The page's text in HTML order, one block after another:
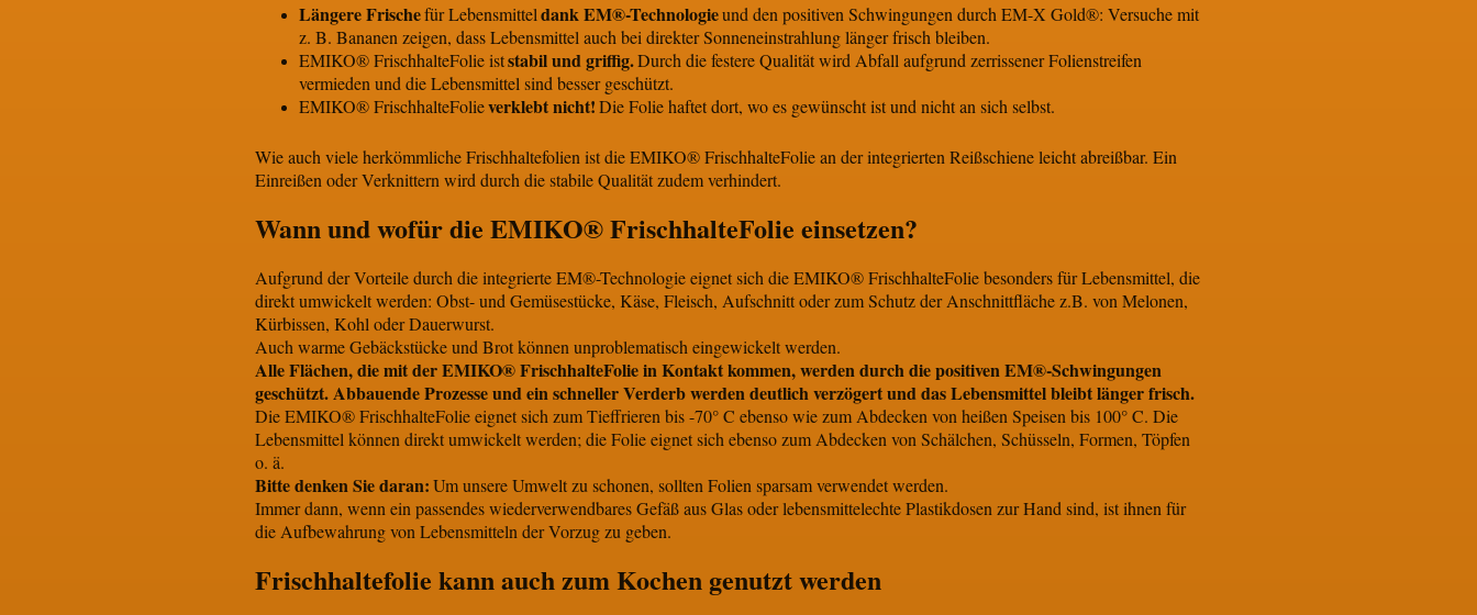
Längere Frischefür Lebensmitteldank EM®-Technologieund den positiven Schwingungen durch EM-X Gold®: Versuche mit
z. B. Bananen zeigen, dass Lebensmittel auch bei direkter Sonneneinstrahlung länger frisch bleiben.
EMIKO® FrischhalteFolie iststabil und griffig.Durch die festere Qualität wird Abfall aufgrund zerrissener Folienstreifen
vermieden und die Lebensmittel sind besser geschützt.
EMIKO® FrischhalteFolieverklebt nicht!Die Folie haftet dort, wo es gewünscht ist und nicht an sich selbst.
Wie auch viele herkömmliche Frischhaltefolien ist die EMIKO® FrischhalteFolie an der integrierten Reißschiene leicht abreißbar. Ein
Einreißen oder Verknittern wird durch die stabile Qualität zudem verhindert.
Wann und wofür die EMIKO® FrischhalteFolie einsetzen?
Aufgrund der Vorteile durch die integrierte EM®-Technologie eignet sich die EMIKO® FrischhalteFolie besonders für Lebensmittel, die
direkt umwickelt werden: Obst- und Gemüsestücke, Käse, Fleisch, Aufschnitt oder zum Schutz der Anschnittfläche z.B. von Melonen,
Kürbissen, Kohl oder Dauerwurst.
Auch warme Gebäckstücke und Brot können unproblematisch eingewickelt werden.
Alle Flächen, die mit der EMIKO® FrischhalteFolie in Kontakt kommen, werden durch die positiven EM®-Schwingungen
geschützt. Abbauende Prozesse und ein schneller Verderb werden deutlich verzögert und das Lebensmittel bleibt länger frisch.
Die EMIKO® FrischhalteFolie eignet sich zum Tieffrieren bis -70° C ebenso wie zum Abdecken von heißen Speisen bis 100° C. Die
Lebensmittel können direkt umwickelt werden; die Folie eignet sich ebenso zum Abdecken von Schälchen, Schüsseln, Formen, Töpfen
o. ä.
Bitte denken Sie daran:Um unsere Umwelt zu schonen, sollten Folien sparsam verwendet werden.
Immer dann, wenn ein passendes wiederverwendbares Gefäß aus Glas oder lebensmittelechte Plastikdosen zur Hand sind, ist ihnen für
die Aufbewahrung von Lebensmitteln der Vorzug zu geben.
Frischhaltefolie kann auch zum Kochen genutzt werden